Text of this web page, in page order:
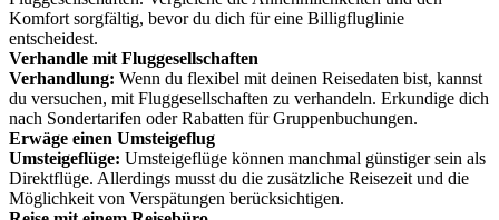
Komfort sorgfältig, bevor du dich für eine Billigfluglinie
entscheidest.
Verhandle mit Fluggesellschaften
Verhandlung: Wenn du flexibel mit deinen Reisedaten bist, kannst
du versuchen, mit Fluggesellschaften zu verhandeln. Erkundige dich
nach Sondertarifen oder Rabatten für Gruppenbuchungen.
Erwäge einen Umsteigeflug
Umsteigeflüge: Umsteigeflüge können manchmal günstiger sein als
Direktflüge. Allerdings musst du die zusätzliche Reisezeit und die
Möglichkeit von Verspätungen berücksichtigen.